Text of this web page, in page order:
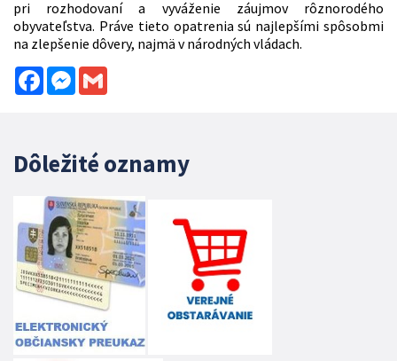
pri rozhodovaní a vyváženie záujmov rôznorodého
obyvateľstva. Práve tieto opatrenia sú najlepšími spôsobmi
na zlepšenie dôvery, najmä v národných vládach.
FacebookMessenger
Dôležité oznamy